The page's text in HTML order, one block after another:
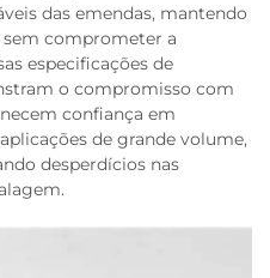
das emendas, mantendo
comprometer a
especificações de
o compromisso com
confiança em
de grande volume,
desperdícios nas